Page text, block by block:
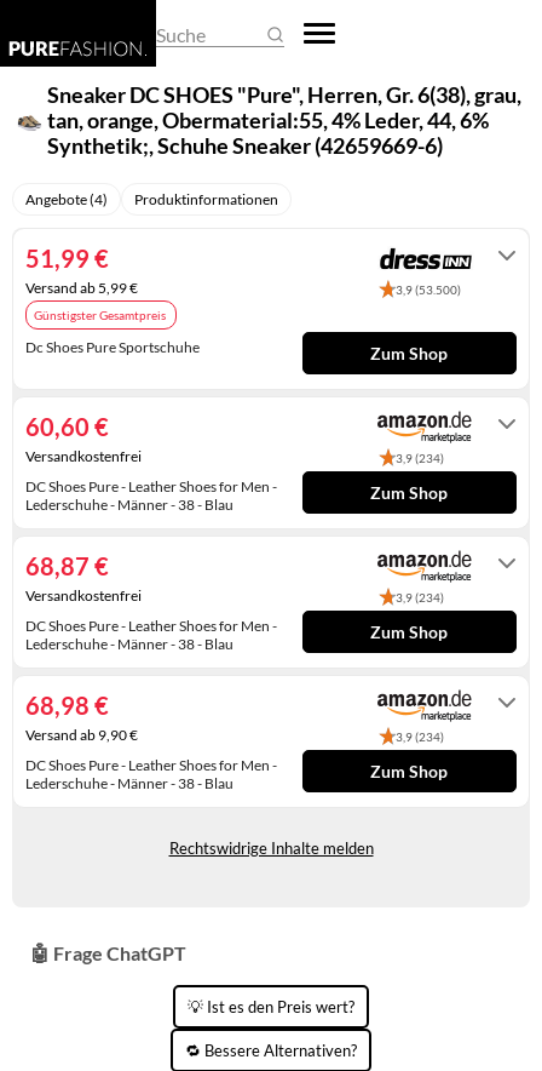
REGENSCHIRME
SCHLAFMASKEN
DAMEN-OVERALLS
DAMEN-SHIRTS
DAMENHOSEN
DAMENJACKEN & DAMENMÄNTEL
RÖCKE
UMSTANDSMODE
HERREN-PULLOVER
HERREN-TRACHTENMODE
HERRENHOSEN
HERRENJACKEN & HERRENMÄNTEL
EHERINGE
KINDERSCHMUCK
OHRRINGE
PIERCINGS
SCHMUCKAUFBEWAHRUNG
SCHMUCKKÄSTCHEN
BASKETBALLSCHUHE
DAMEN-HALBSCHUHE
HAUSSCHUHE
HERREN-HALBSCHUHE
HERREN-STIEFEL
HERRENSCHUHE
HOCHZEITSSCHUHE
KINDERSCHUHE
PANTOLETTEN
PUMPS
SCHUHZUBEHÖR
STIEFEL
STIEFELETTEN
TREKKINGSANDALEN
BUSINESS- & LAPTOPTASCHEN
FEDERMÄPPCHEN
KOFFER
KULTURTASCHEN
RUCKSÄCKE
SCHULTASCHEN
SPORTTASCHEN
STRANDTASCHEN
ARMBANDUHREN
TASCHENUHREN
UHRENBEWEGER
Suche
Sneaker DC SHOES "Pure", Herren, Gr. 6(38), grau,
tan, orange, Obermaterial:55, 4% Leder, 44, 6%
Synthetik;, Schuhe Sneaker (42659669-6)
Angebote (4) Produktinformationen
Dc Shoes Pure Sportschuhe
3,9 (53.500)
Günstigster Gesamtpreis
51,99 €
Versand ab 5,99 €
Zum Shop
DC Shoes Pure - Leather Shoes for Men -
Lederschuhe - Männer - 38 - Blau
3,9 (234)
60,60 €
Versandkostenfrei
Zum Shop
DC Shoes Pure - Leather Shoes for Men -
Lederschuhe - Männer - 38 - Blau
3,9 (234)
68,87 €
Versandkostenfrei
Zum Shop
DC Shoes Pure - Leather Shoes for Men -
Lederschuhe - Männer - 38 - Blau
3,9 (234)
68,98 €
Versand ab 9,90 €
Zum Shop
Rechtswidrige Inhalte melden
🤖 Frage ChatGPT
💡 Ist es den Preis wert?
🔁 Bessere Alternativen?